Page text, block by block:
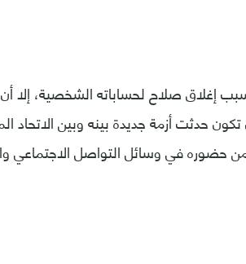
إغلاق صلاح لحساباته الشخصية، إلا
حدثت أزمة جديدة بينه وبين
حضوره في وسائل التواصل الاجتماعي